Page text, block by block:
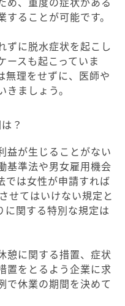
ることが可能です。
ずに脱水症状を起こし
ースも起こっていま
無理をせずに、医師や
ましょう。
？
益が生じることがない
基準法や男女雇用機会
では女性が申請すれば
せてはいけない規定と
に関する特別な規定は
憩に関する措置、症状
置をとるよう企業に求
で休業の期間を決めて